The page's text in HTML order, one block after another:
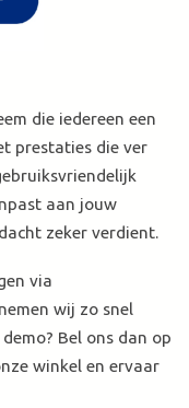
die iedereen een
prestaties die ver
aan jouw
zeker verdient.
via
wij zo snel
Bel ons dan op
winkel en ervaar